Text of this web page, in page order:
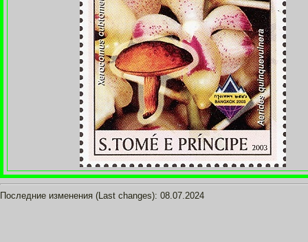
Последние изменения (Last changes): 08.07.2024